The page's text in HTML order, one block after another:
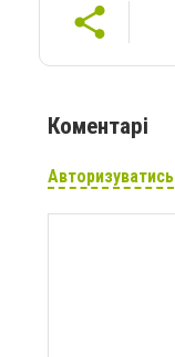
Коментарі
Авторизуватись